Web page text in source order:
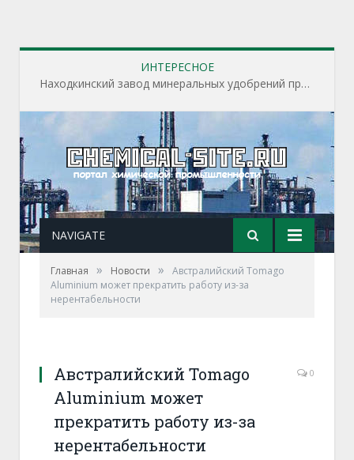
ИНТЕРЕСНОЕ
Находкинский завод минеральных удобрений приступил к пусконаладочным работам на строящихся производственных объектах завода
NAVIGATE
Главная » Новости »
Австралийский Tomago
Aluminium может прекратить работу из-за
нерентабельности
Австралийский Tomago
Aluminium может
прекратить работу из-за
нерентабельности
0